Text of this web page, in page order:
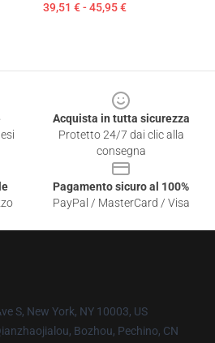
39,51 € - 45,95 €
Acquista in tutta sicurezza
Protetto 24/7 dai clic alla
consegna
Pagamento sicuro al 100%
PayPal / MasterCard / Visa
S, New York, NY 10003, US
Bozhou, Pechino, CN